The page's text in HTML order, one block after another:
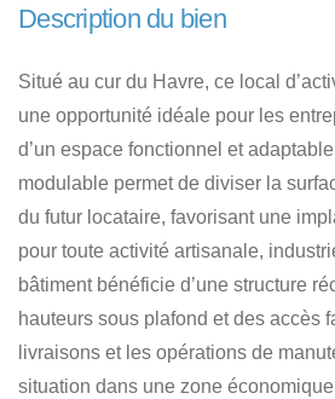
Description du bien
Situé au cur du Havre, ce local
une opportunité idéale pour les
d’un espace fonctionnel et
modulable permet de diviser la
du futur locataire, favorisant une
pour toute activité artisanale,
bâtiment bénéficie d’une structure
hauteurs sous plafond et des accès
livraisons et les opérations de
situation dans une zone